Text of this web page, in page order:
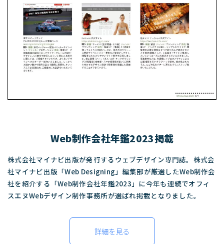
Web制作会社年鑑2023掲載
株式会社マイナビ出版が発行するウェブデザイン専門誌。株式会
社マイナビ出版「Web Designing」編集部が厳選したWeb制作会
社を紹介する「Web制作会社年鑑2023」に今年も連続でオフィ
スエヌWebデザイン制作事務所が選ばれ掲載となりました。
詳細を見る